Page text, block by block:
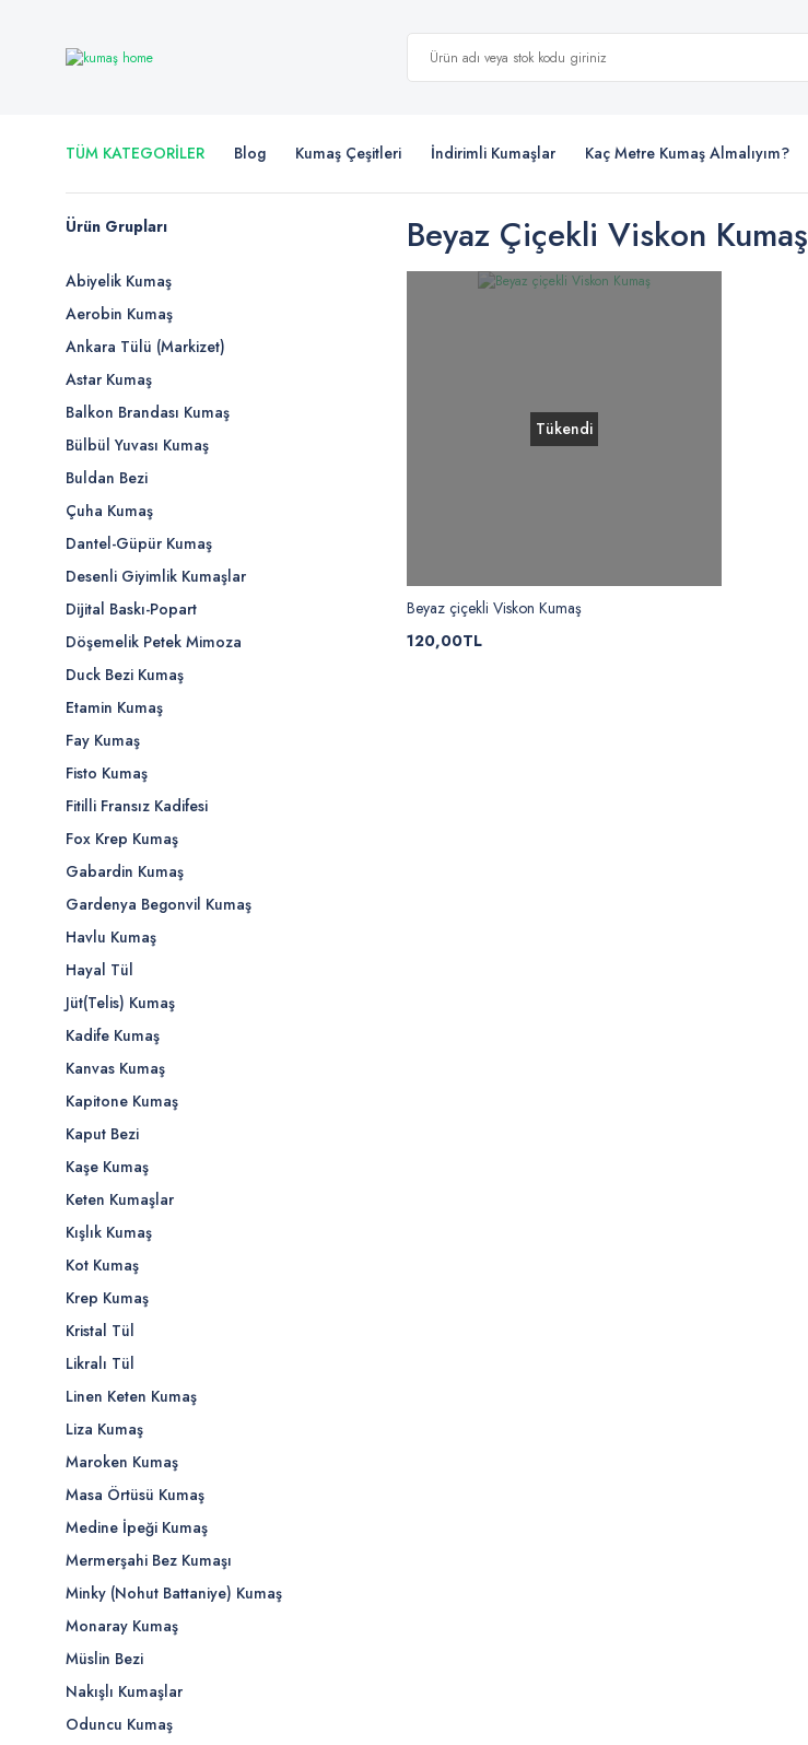
TÜM KATEGORİLER Blog Kumaş Çeşitleri İndirimli Kumaşlar Kaç Metre Kumaş Almalıyım?
Ürün Grupları
Abiyelik Kumaş
Aerobin Kumaş
Ankara Tülü (Markizet)
Astar Kumaş
Balkon Brandası Kumaş
Bülbül Yuvası Kumaş
Buldan Bezi
Çuha Kumaş
Dantel-Güpür Kumaş
Desenli Giyimlik Kumaşlar
Dijital Baskı-Popart
Döşemelik Petek Mimoza
Duck Bezi Kumaş
Etamin Kumaş
Fay Kumaş
Fisto Kumaş
Fitilli Fransız Kadifesi
Fox Krep Kumaş
Gabardin Kumaş
Gardenya Begonvil Kumaş
Havlu Kumaş
Hayal Tül
Jüt(Telis) Kumaş
Kadife Kumaş
Kanvas Kumaş
Kapitone Kumaş
Kaput Bezi
Kaşe Kumaş
Keten Kumaşlar
Kışlık Kumaş
Kot Kumaş
Krep Kumaş
Kristal Tül
Likralı Tül
Linen Keten Kumaş
Liza Kumaş
Maroken Kumaş
Masa Örtüsü Kumaş
Medine İpeği Kumaş
Mermerşahi Bez Kumaşı
Minky (Nohut Battaniye) Kumaş
Monaray Kumaş
Müslin Bezi
Nakışlı Kumaşlar
Oduncu Kumaş
Beyaz Çiçekli Viskon Kumaş
Tükendi
Beyaz çiçekli Viskon Kumaş
120,00TL